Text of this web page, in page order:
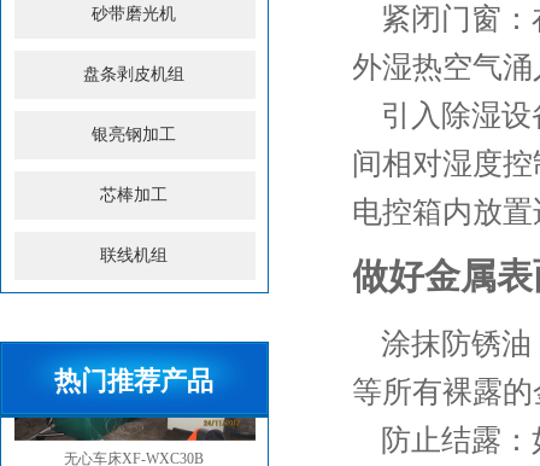
砂带磨光机
盘条剥皮机组
银亮钢加工
芯棒加工
联线机组
热门推荐产品
无心车床XF-WXC30B
紧闭门窗
外湿热空气
引入除湿
间相对湿度
电控箱内放
做好金属
涂抹防锈
等所有裸露
防止结露